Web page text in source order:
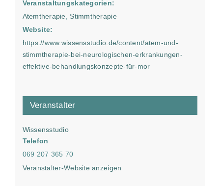
Veranstaltungskategorien:
Atemtherapie
Stimmtherapie
Website:
https://www.wissensstudio.de/content/atem-und-
stimmtherapie-bei-neurologischen-erkrankungen-
effektive-behandlungskonzepte-für-mor
Veranstalter
Wissensstudio
Telefon
069 207 365 70
Veranstalter-Website anzeigen